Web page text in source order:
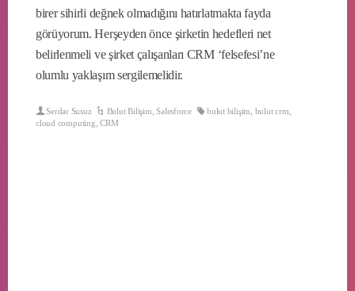
birer sihirli değnek olmadığını hatırlatmakta fayda
görüyorum. Herşeyden önce şirketin hedefleri net
belirlenmeli ve şirket çalışanları CRM ‘felsefesi’ne
olumlu yaklaşım sergilemelidir.
Serdar Susuz Bulut Bilişim ,Salesforce bulut bilişim bulut crm
cloud computing ,CRM